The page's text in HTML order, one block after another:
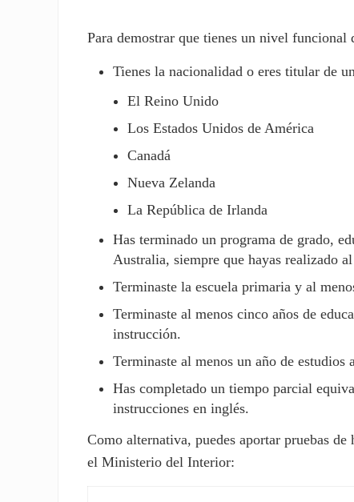
Para demostrar que tienes un nivel funcional
Tienes la nacionalidad o eres titular de
El Reino Unido
Los Estados Unidos de América
Canadá
Nueva Zelanda
La República de Irlanda
Has terminado un programa de grado,
Australia, siempre que hayas realizado
Terminaste la escuela primaria y al
Terminaste al menos cinco años de
instrucción.
Terminaste al menos un año de
Has completado un tiempo parcial
instrucciones en inglés.
Como alternativa, puedes aportar pruebas
el Ministerio del Interior: